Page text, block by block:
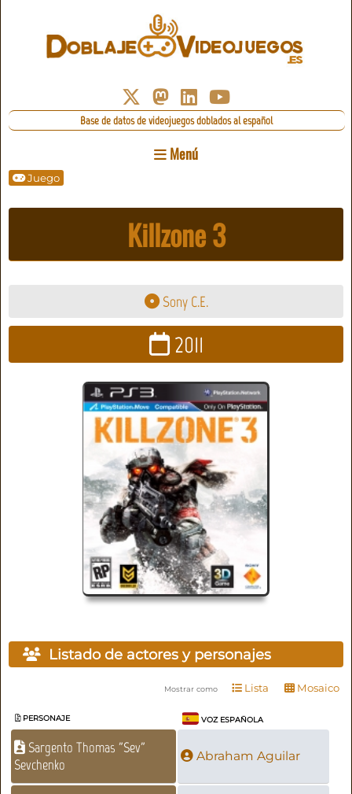
Base de datos de videojuegos doblados al español
Menú
Juego
Killzone 3
Sony C.E.
2011
Listado de actores y personajes
Mostrar como Lista Mosaico
PERSONAJE VOZ ESPAÑOLA
Sargento Thomas "Sev"
Sevchenko
Abraham Aguilar